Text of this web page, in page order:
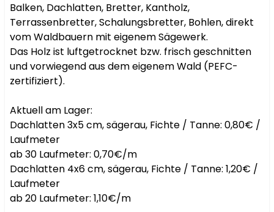
Balken, Dachlatten, Bretter, Kantholz,
Terrassenbretter, Schalungsbretter, Bohlen, direkt
vom Waldbauern mit eigenem Sägewerk.
Das Holz ist luftgetrocknet bzw. frisch geschnitten
und vorwiegend aus dem eigenem Wald (PEFC-
zertifiziert).
Aktuell am Lager:
Dachlatten 3x5 cm, sägerau, Fichte / Tanne: 0,80€ /
Laufmeter
ab 30 Laufmeter: 0,70€/m
Dachlatten 4x6 cm, sägerau, Fichte / Tanne: 1,20€ /
Laufmeter
ab 20 Laufmeter: 1,10€/m